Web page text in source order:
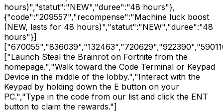
hours)","statut":"NEW","duree":"48 hours"},
{"code":"209557","recompense":"Machine luck boost
(NEW, lasts for 48 hours)","statut":"NEW","duree":"48
hours"}]
["Launch Steal the Brainrot on Fortnite from the
homepage.","Walk toward the Code Terminal or Keypad
Device in the middle of the lobby.","Interact with the
Keypad by holding down the E button on your
PC.","Type in the code from our list and click the ENT
button to claim the rewards."]